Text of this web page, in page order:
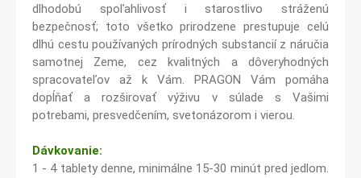
dlhodobú spoľahlivosť i starostlivo stráženú
bezpečnosť; toto všetko prirodzene prestupuje celú
dlhú cestu používaných prírodných substancií z náručia
samotnej Zeme, cez kvalitných a dôveryhodných
spracovateľov až k Vám. PRAGON Vám pomáha
dopĺňať a rozširovať výživu v súlade s Vašimi
potrebami, presvedčením, svetonázorom i vierou.
Dávkovanie:
1 - 4 tablety denne, minimálne 15-30 minút pred jedlom.